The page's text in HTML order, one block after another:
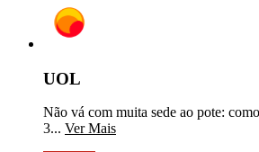
UOL
Não vá com muita sede ao pote:
3... Ver Mais